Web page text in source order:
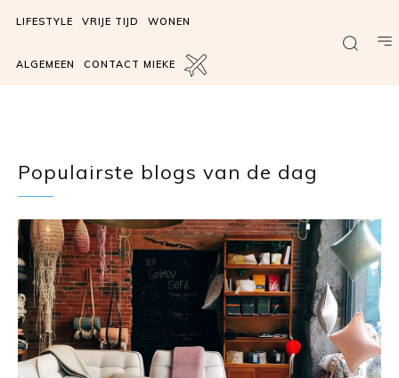
LIFESTYLE VRIJE TIJD WONEN
ALGEMEEN CONTACT MIEKE
Populairste blogs van de dag